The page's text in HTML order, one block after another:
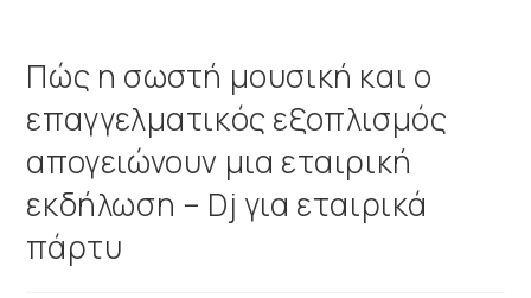
Πώς η σωστή μουσική και ο
επαγγελματικός εξοπλισμός
απογειώνουν μια εταιρική
εκδήλωση – Dj για εταιρικά
πάρτυ